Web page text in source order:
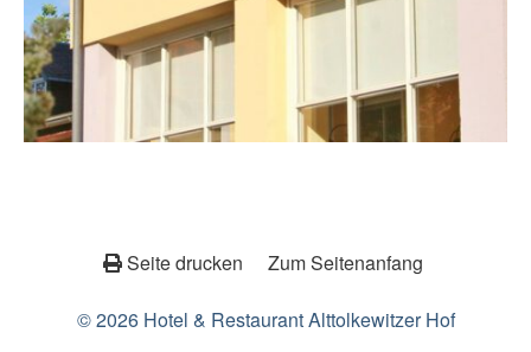
Seite drucken Zum Seitenanfang
© 2026 Hotel & Restaurant Alttolkewitzer Hof